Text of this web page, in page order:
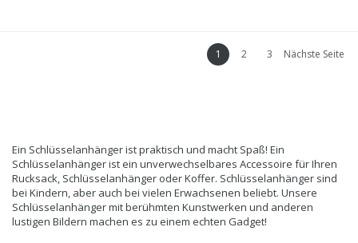
1 2 3 Nächste Seite
Ein Schlüsselanhänger ist praktisch und macht Spaß! Ein
Schlüsselanhänger ist ein unverwechselbares Accessoire für Ihren
Rucksack, Schlüsselanhänger oder Koffer. Schlüsselanhänger sind
bei Kindern, aber auch bei vielen Erwachsenen beliebt. Unsere
Schlüsselanhänger mit berühmten Kunstwerken und anderen
lustigen Bildern machen es zu einem echten Gadget!